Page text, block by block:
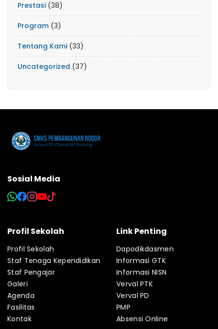
Prestasi (38)
Program (3)
Tentang Kami (33)
Uncategorized (37)
Sosial Media
Profil Sekolah
Profil Sekolah
Staf Tenaga Kependidikan
Staf Pengajar
Galeri
Agenda
Fasilitas
Kontak
Link Penting
Dapodikdasmen
Informasi GTK
Informasi NISN
Verval PTK
Verval PD
PMP
Absensi Online